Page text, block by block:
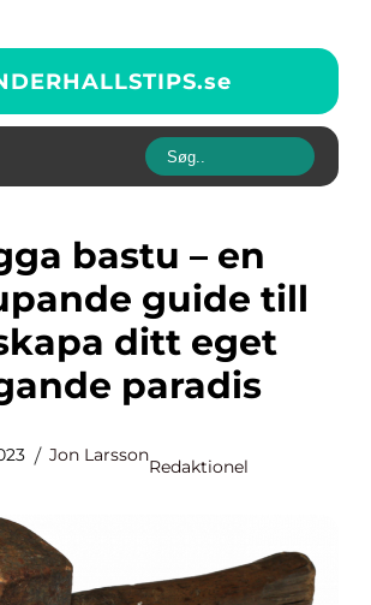
se
guide till
ditt eget
paradis
Jon Larsson
Redaktionel